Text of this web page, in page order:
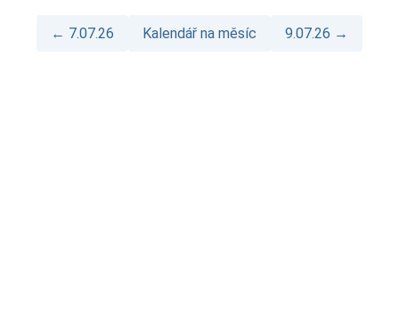
← 7.07.26 Kalendář na měsíc 9.07.26 →